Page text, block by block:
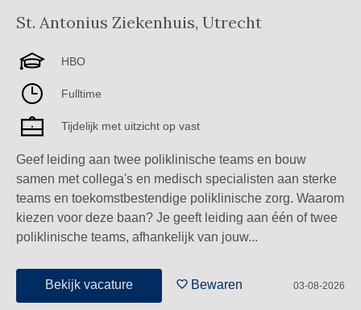
St. Antonius Ziekenhuis, Utrecht
HBO
Fulltime
Tijdelijk met uitzicht op vast
Geef leiding aan twee poliklinische teams en bouw
samen met collega's en medisch specialisten aan sterke
teams en toekomstbestendige poliklinische zorg. Waarom
kiezen voor deze baan? Je geeft leiding aan één of twee
poliklinische teams, afhankelijk van jouw...
Bekijk vacature Bewaren 03-08-2026